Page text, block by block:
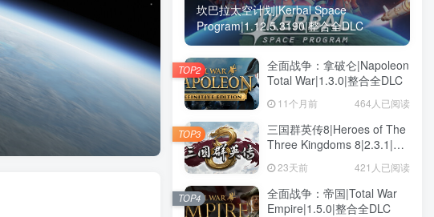
坎巴拉太空计划|Kerbal Space
Program|1.12.5.3190|整合全DLC
全面战争：拿破仑|Napoleon
Total War|1.3.0|整合全DLC
11个月前 464人已阅读
TOP2
三国群英传8|Heroes of The
Three Kingdoms 8|2.3.1|整
23天前 421人已阅读
TOP3
全面战争：帝国|Total War
Empire|1.5.0|整合全DLC
TOP4